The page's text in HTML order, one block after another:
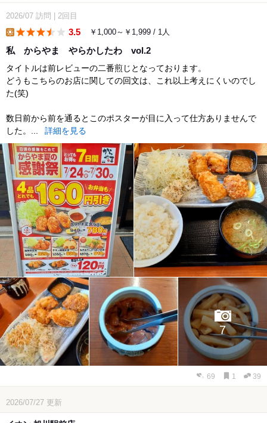
2026/07 訪問 2回目
3.5 ￥1,000～￥1,999 / 1人
私 からやま やらかしたわ vol.2
タイトルは前レビューの二番煎じとなっております。
どうもこちらのお店に関しての回文は、これ以上考えにくいのでし
た(笑)
数日前から前を通るとこのポスターが目に入って仕方ありませんで
した。...
詳細を見る
7
69 1 39
2026/07/27 更新